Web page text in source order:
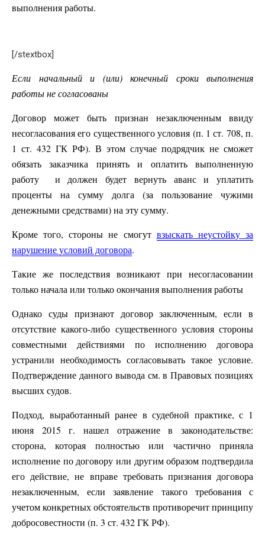
выполнения работы.
[/stextbox]
Если начальный и (или) конечный сроки выполнения
работы не согласованы
Договор может быть признан незаключенным ввиду
несогласования его существенного условия (п. 1 ст. 708, п.
1 ст. 432 ГК РФ). В этом случае подрядчик не сможет
обязать заказчика принять и оплатить выполненную
работу и должен будет вернуть аванс и уплатить
проценты на сумму долга (за пользование чужими
денежными средствами) на эту сумму.
Кроме того, стороны не смогут взыскать неустойку за
нарушение условий договора.
Такие же последствия возникают при несогласовании
только начала или только окончания выполнения работы
Однако суды признают договор заключенным, если в
отсутствие какого-либо существенного условия стороны
совместными действиями по исполнению договора
устранили необходимость согласовывать такое условие.
Подтверждение данного вывода см. в Правовых позициях
высших судов.
Подход, выработанный ранее в судебной практике, с 1
июня 2015 г. нашел отражение в законодательстве:
сторона, которая полностью или частично приняла
исполнение по договору или другим образом подтвердила
его действие, не вправе требовать признания договора
незаключенным, если заявление такого требования с
учетом конкретных обстоятельств противоречит принципу
добросовестности (п. 3 ст. 432 ГК РФ).